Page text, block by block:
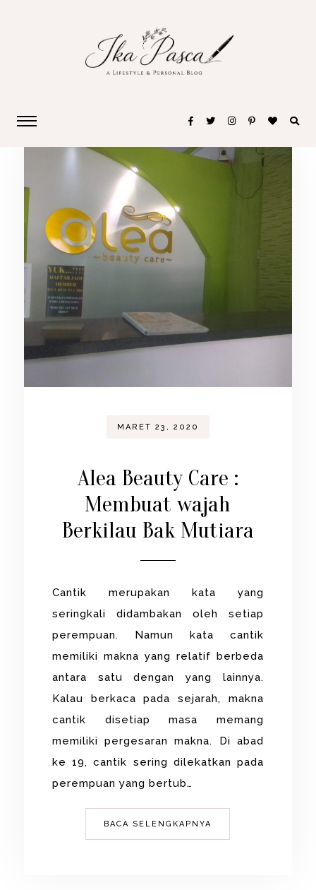
MARET 23, 2020
Alea Beauty Care :
Membuat wajah
Berkilau Bak Mutiara
Cantik merupakan kata yang
seringkali didambakan oleh setiap
perempuan. Namun kata cantik
memiliki makna yang relatif berbeda
antara satu dengan yang lainnya.
Kalau berkaca pada sejarah, makna
cantik disetiap masa memang
memiliki pergesaran makna. Di abad
ke 19, cantik sering dilekatkan pada
perempuan yang bertub…
BACA SELENGKAPNYA